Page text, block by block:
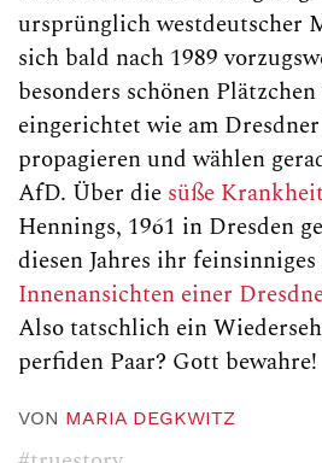
ursprünglich westdeutscher
sich bald nach 1989
besonders schönen
eingerichtet wie am
propagieren und wählen
AfD. Über die süße
Hennings, 1961 in Dresden
diesen Jahres ihr
Innenansichten einer
Also tatschlich ein
perfiden Paar? Gott bewahre!
VON MARIA DEGKWITZ